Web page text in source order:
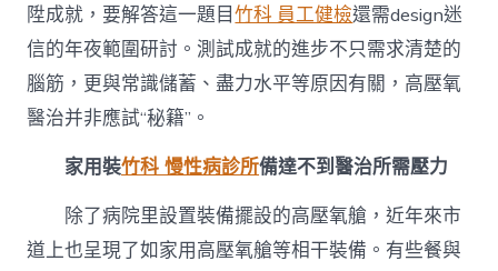
陞成就，要解答這一題目竹科 員工健檢還需design迷
信的年夜範圍研討。測試成就的進步不只需求清楚的
腦筋，更與常識儲蓄、盡力水平等原因有關，高壓氧
醫治并非應試“秘籍”。
家用裝竹科 慢性病診所備達不到醫治所需壓力
除了病院里設置裝備擺設的高壓氧艙，近年來市
道上也呈現了如家用高壓氧艙等相干裝備。有些餐與